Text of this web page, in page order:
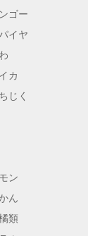
ゴー
イヤ
カ
じく
ン
ん
類